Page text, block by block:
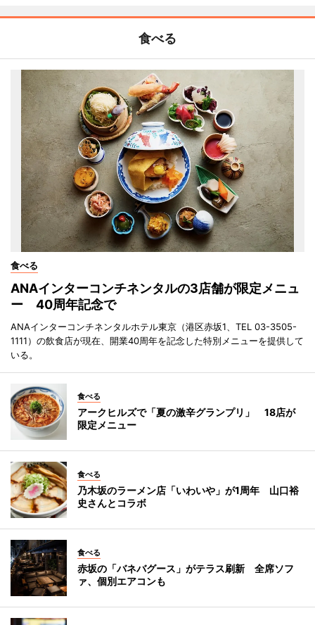
食べる
食べる
ANAインターコンチネンタルの3店舗が限定メニュ
ー 40周年記念で
ANAインターコンチネンタルホテル東京（港区赤坂1、TEL 03-3505-
1111）の飲食店が現在、開業40周年を記念した特別メニューを提供して
いる。
食べる
アークヒルズで「夏の激辛グランプリ」 18店が
限定メニュー
食べる
乃木坂のラーメン店「いわいや」が1周年 山口裕
史さんとコラボ
食べる
赤坂の「バネバグース」がテラス刷新 全席ソフ
ァ、個別エアコンも